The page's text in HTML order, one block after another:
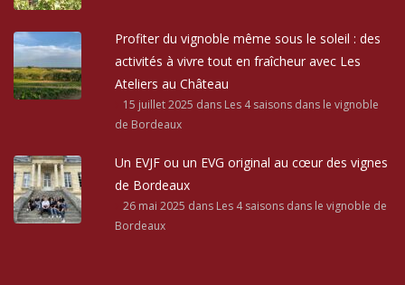
Profiter du vignoble même sous le soleil : des
activités à vivre tout en fraîcheur avec Les
Ateliers au Château
15 juillet 2025 dans Les 4 saisons dans le vignoble
de Bordeaux
Un EVJF ou un EVG original au cœur des vignes
de Bordeaux
26 mai 2025 dans Les 4 saisons dans le vignoble de
Bordeaux